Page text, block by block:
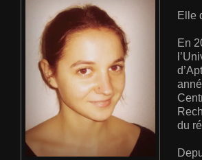
Elle
En
du